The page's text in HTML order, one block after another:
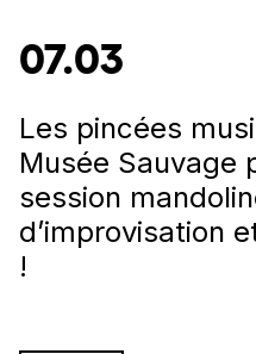
07.03
Les pincées
Musée Sauvage
session
d’improvisation
!